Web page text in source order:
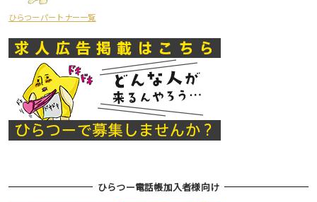
ひらつーパートナー一覧
ひらつー電話帳加入者様向け